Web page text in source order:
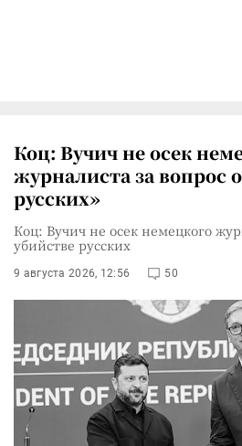
Коц: Вучич не осек
журналиста за вопрос
русских»
Коц: Вучич не осек немецкого
убийстве русских
9 августа 2026, 12:56 50